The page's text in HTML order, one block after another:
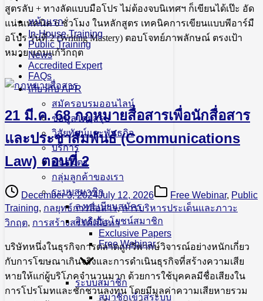
หน้าแรก
In-House Training
Public Training
News
Accredited Expert
FAQs
เกี่ยวกับ APR
สมัครอบรมออนไลน์
ข้อมูลโดยสรุป
วิสัยทัศน์และพันธกิจ
บริการ
พันธมิตร
กลุ่มลูกค้าของเรา
ระบบสมาชิก
ลงทะเบียนสมัคร
สิทธิประโยชน์สมาชิก
Exclusive Papers
Free Webinar
ระบบสมาชิก
สมาชิกเข้าสู่ระบบ
สูตรลับ + ทางลัดแบบมือโปร ไม่ต้องจบนิเทศฯ ก็เขียนได้เป๊ะ อัด
แน่นเทคนิค 6 ชั่วโมง ในหลักสูตร เทคนิคการเขียนแบบพีอาร์มื
อโปร รุ่นที่ 2 (Writing Mastery) ตอบโจทย์ภาพลักษณ์ ตรงเป้า
หมาย แถมแก้วิกฤต
21 มี.ค. 68 กฎหมายสื่อสารเพื่อนักสื่อสาร
และประชาสัมพันธ์ (Communications
Law) ตอนที่ 2
December 3, 2024July 12, 2026 Free Webinar, Public
Training, กลยุทธ์การสื่อสาร,การบริหารประเด็นและภาวะ
วิกฤต, การสร้างสรรค์เนื้อหา
บริษัทหนึ่งในธุรกิจการตลาดถูกวิพากษ์วิจารณ์อย่างหนักเกี่ยว
กับการโฆษณาเกินจริงและการดำเนินธุรกิจที่สร้างความเสีย
หายให้แก่ผู้บริโภคจำนวนมาก ด้วยการใช้บุคคลมีชื่อเสียงใน
การโปรโมทและชักชวนลงทุน โดยมีมูลค่าความเสียหายรวม